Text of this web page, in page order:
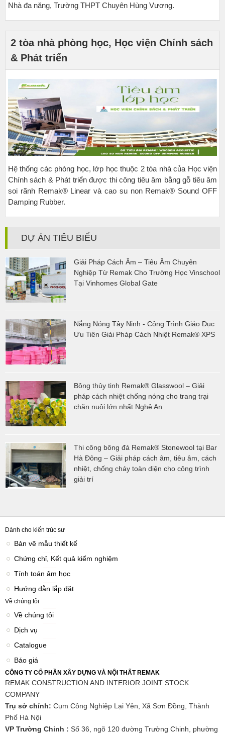
Nhà đa năng, Trường THPT Chuyên Hùng Vương.
2 tòa nhà phòng học, Học viện Chính sách
& Phát triển
Hệ thống các phòng học, lớp học thuộc 2 tòa nhà của Học viện
Chính sách & Phát triển được thi công tiêu âm bằng gỗ tiêu âm
soi rãnh Remak® Linear và cao su non Remak® Sound OFF
Damping Rubber.
DỰ ÁN TIÊU BIỂU
Giải Pháp Cách Âm – Tiêu Âm Chuyên
Nghiệp Từ Remak Cho Trường Học Vinschool
Tại Vinhomes Global Gate
Nắng Nóng Tây Ninh - Công Trình Giáo Dục
Ưu Tiên Giải Pháp Cách Nhiệt Remak® XPS
Bông thủy tinh Remak® Glasswool – Giải
pháp cách nhiệt chống nóng cho trang trại
chăn nuôi lớn nhất Nghệ An
Thi công bông đá Remak® Stonewool tại Bar
Hà Đông – Giải pháp cách âm, tiêu âm, cách
nhiệt, chống cháy toàn diện cho công trình
giải trí
Dành cho kiến trúc sư
Bản vẽ mẫu thiết kế
Chứng chỉ, Kết quả kiểm nghiệm
Tính toán âm học
Hướng dẫn lắp đặt
Về chúng tôi
Về chúng tôi
Dịch vụ
Catalogue
Báo giá
CÔNG TY CỔ PHẦN XÂY DỰNG VÀ NỘI THẤT REMAK
REMAK CONSTRUCTION AND INTERIOR JOINT STOCK
COMPANY
Trụ sở chính: Cụm Công Nghiệp Lại Yên, Xã Sơn Đồng, Thành
Phố Hà Nội
VP Trường Chinh : Số 36, ngõ 120 đường Trường Chinh, phường